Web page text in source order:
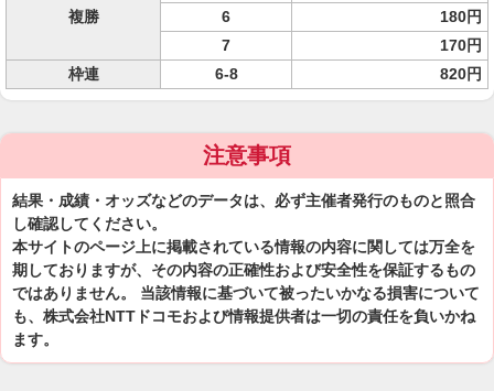
複勝
6
180円
7
170円
枠連
6-8 820円
注意事項
結果・成績・オッズなどのデータは、必ず主催者発行のものと照合
し確認してください。
本サイトのページ上に掲載されている情報の内容に関しては万全を
期しておりますが、その内容の正確性および安全性を保証するもの
ではありません。 当該情報に基づいて被ったいかなる損害について
も、株式会社NTTドコモおよび情報提供者は一切の責任を負いかね
ます。